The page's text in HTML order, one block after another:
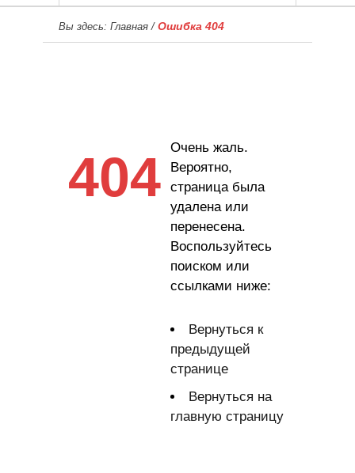
Вы здесь: Главная / Ошибка 404
404
Очень жаль.
Вероятно,
страница была
удалена или
перенесена.
Воспользуйтесь
поиском или
ссылками ниже:
Вернуться к
предыдущей
странице
Вернуться на
главную страницу